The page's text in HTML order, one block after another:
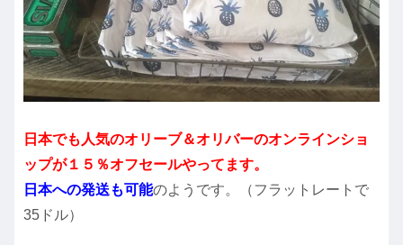
日本でも人気のオリーブ＆オリバーのオンラインショ
ップが１５％オフセールやってます。
日本への発送も可能のようです。（フラットレートで
35ドル）